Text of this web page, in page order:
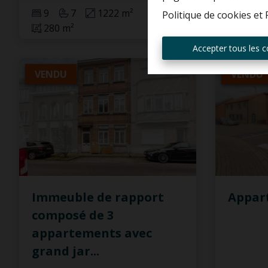
Politique de cookies et
Accepter tous les
9 7
1222 m²
280 m²
4
VENDU
Immeuble de rapport
composé de 3
appartements avec
grand jar...
VENDU